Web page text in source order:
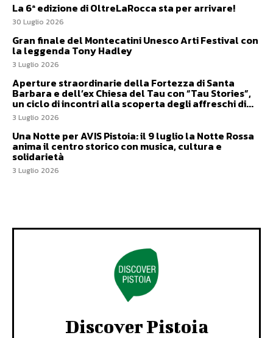
La 6ª edizione di OltreLaRocca sta per arrivare!
30 Luglio 2026
Gran finale del Montecatini Unesco Arti Festival con
la leggenda Tony Hadley
3 Luglio 2026
Aperture straordinarie della Fortezza di Santa
Barbara e dell’ex Chiesa del Tau con “Tau Stories”,
un ciclo di incontri alla scoperta degli affreschi di...
3 Luglio 2026
Una Notte per AVIS Pistoia: il 9 luglio la Notte Rossa
anima il centro storico con musica, cultura e
solidarietà
3 Luglio 2026
Discover Pistoia